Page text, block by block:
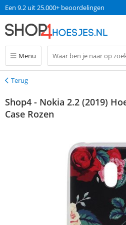
Een 9.2 uit 25.000+ beoordelingen
Menu
Terug
Terug
Shop4 - Nokia 2.2 (2019)
Case Rozen